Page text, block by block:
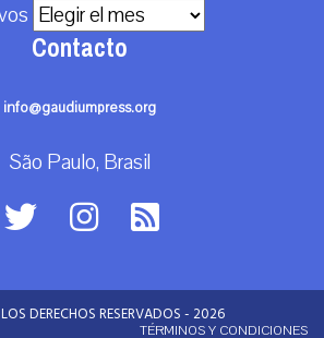
Contacto
info@gaudiumpress.org
São Paulo, Brasil
DERECHOS RESERVADOS - 2026
TÉRMINOS Y CONDICIONES